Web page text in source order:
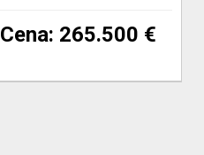
Cena: 265.500 €